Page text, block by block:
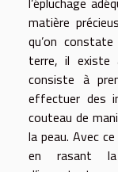
matière
qu’on
terre, il existe
consiste à
effectuer des
couteau de
la peau. Avec
en rasant la